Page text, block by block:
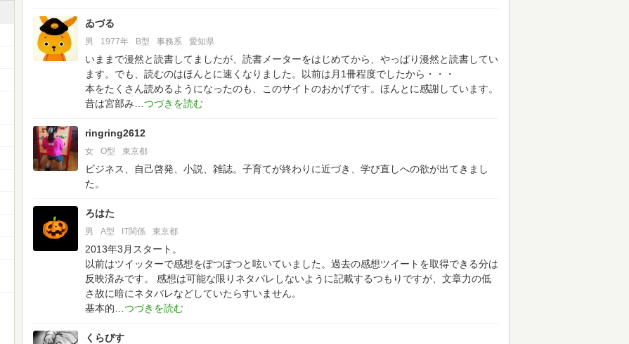
ゐづる
男 1977年 B型 事務系 愛知県
いままで漫然と読書してましたが、読書メーターをはじめてから、やっぱり漫然と読書してい
ます。でも、読むのはほんとに速くなりました。以前は月1冊程度でしたから・・・
本をたくさん読めるようになったのも、このサイトのおかげです。ほんとに感謝しています。
昔は宮部み
ringring2612
女 O型 東京都
ビジネス、自己啓発、小説、雑誌。子育てが終わりに近づき、学び直しへの欲が出てきまし
た。
ろはた
男 A型 IT関係 東京都
2013年3月スタート。
以前はツイッターで感想をぽつぽつと呟いていました。過去の感想ツイートを取得できる分は
反映済みです。
感想は可能な限りネタバレしないように記載するつもりですが、文章力の低
さ故に暗にネタバレなどしていたらすいません。
基本的
くらびす